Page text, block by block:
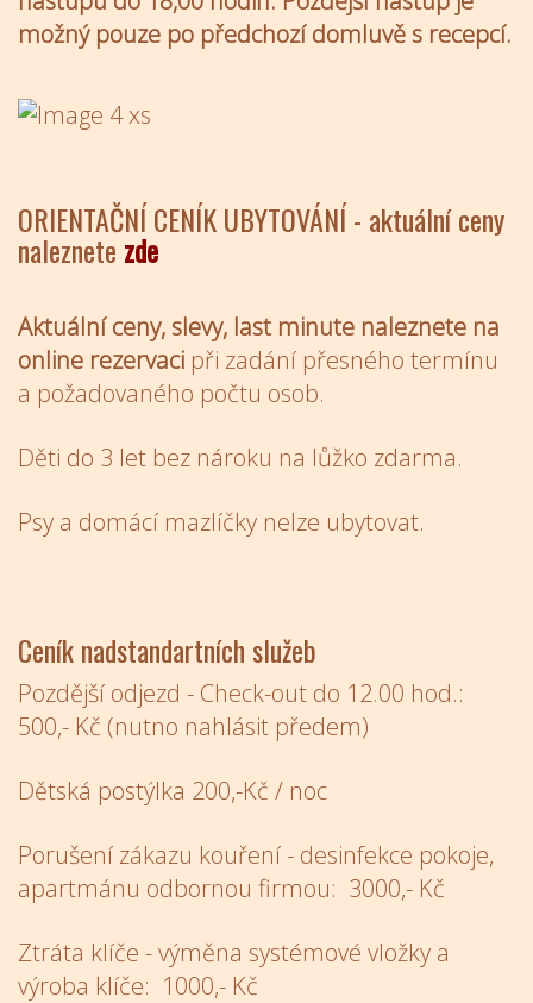
možný pouze po předchozí domluvě s recepcí.
ORIENTAČNÍ CENÍK UBYTOVÁNÍ - aktuální ceny
naleznete zde
Aktuální ceny, slevy, last minute naleznete na
online rezervaci při zadání přesného termínu
a požadovaného počtu osob.
Děti do 3 let bez nároku na lůžko zdarma.
Psy a domácí mazlíčky nelze ubytovat.
Ceník nadstandartních služeb
Pozdější odjezd - Check-out do 12.00 hod.:
500,- Kč (nutno nahlásit předem)
Dětská postýlka 200,-Kč / noc
Porušení zákazu kouření - desinfekce pokoje,
apartmánu odbornou firmou: 3000,- Kč
Ztráta klíče - výměna systémové vložky a
výroba klíče: 1000,- Kč